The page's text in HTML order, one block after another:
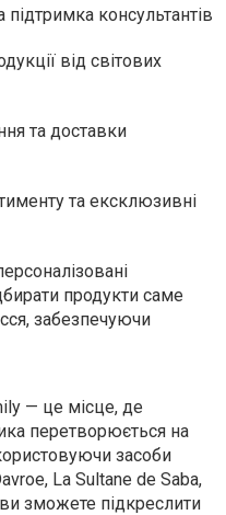
підтримка консультантів
від світових
та доставки
та ексклюзивні
продукти саме
забезпечуючи
— це місце, де
перетворюється на
засоби
La Sultane de Saba,
зможете підкреслити